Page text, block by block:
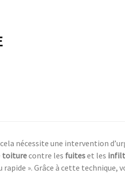
nécessite une intervention
toiturecontre les fuiteset les
». Grâce à cette technique,